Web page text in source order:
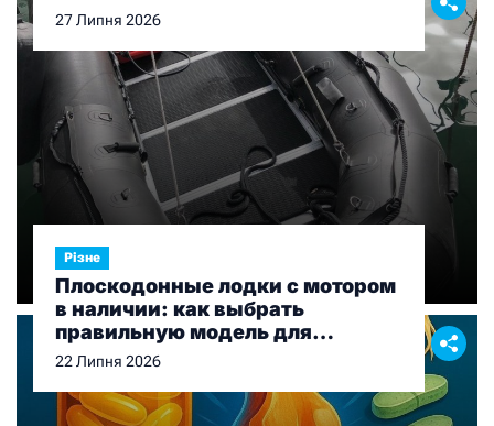
27 Липня 2026
Різне
Плоскодонные лодки с мотором
в наличии: как выбрать
правильную модель для
рыбалки и отдыха
22 Липня 2026